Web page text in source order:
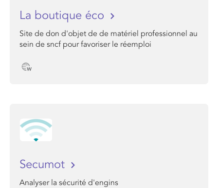
La boutique éco
Site de don d'objet de de matériel professionnel au
sein de sncf pour favoriser le réemploi
Secumot
Analyser la sécurité d'engins